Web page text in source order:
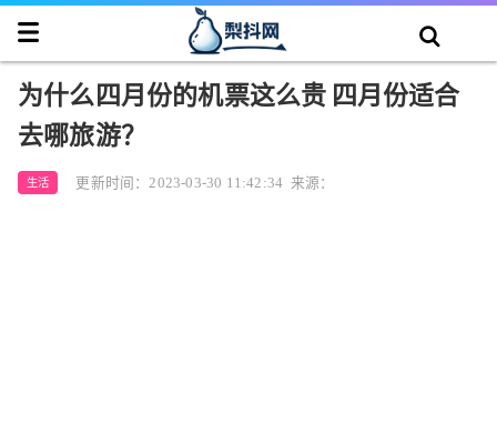
为什么四月份的机票这么贵 四月份适合
去哪旅游？
生活 更新时间：2023-03-30 11:42:34 来源：